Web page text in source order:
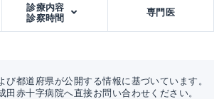
診療内容
診察時間
専門医
び都道府県が公開する情報に基づいています。
田赤十字病院へ直接お問い合わせください。